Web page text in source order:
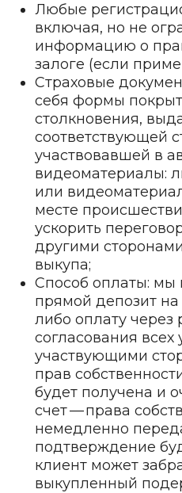
Любые
включая, но не
информацию о
залоге (если
Страховые
себя формы
столкновения,
соответствующей
участвовавшей в
видеоматериалы:
или
месте
ускорить
другими
выкупа;
Способ оплаты:
прямой депозит на
либо оплату через
согласования
участвующими
прав
будет получена и
счет — права
немедленно
подтверждение
клиент может
выкупленный